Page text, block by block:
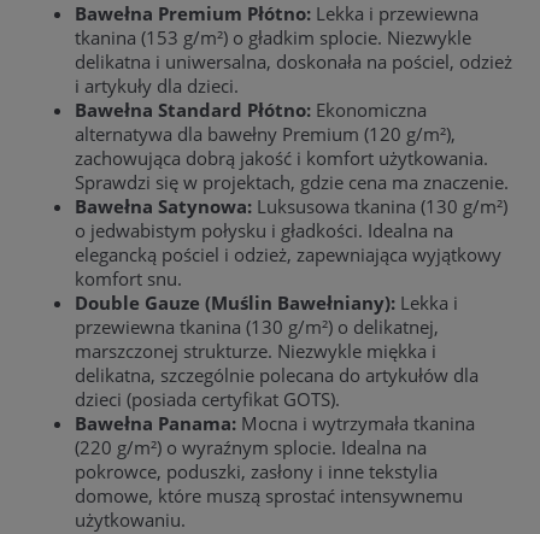
Bawełna Premium Płótno: Lekka i przewiewna
tkanina (153 g/m²) o gładkim splocie. Niezwykle
delikatna i uniwersalna, doskonała na pościel, odzież
i artykuły dla dzieci.
Bawełna Standard Płótno: Ekonomiczna
alternatywa dla bawełny Premium (120 g/m²),
zachowująca dobrą jakość i komfort użytkowania.
Sprawdzi się w projektach, gdzie cena ma znaczenie.
Bawełna Satynowa: Luksusowa tkanina (130 g/m²)
o jedwabistym połysku i gładkości. Idealna na
elegancką pościel i odzież, zapewniająca wyjątkowy
komfort snu.
Double Gauze (Muślin Bawełniany): Lekka i
przewiewna tkanina (130 g/m²) o delikatnej,
marszczonej strukturze. Niezwykle miękka i
delikatna, szczególnie polecana do artykułów dla
dzieci (posiada certyfikat GOTS).
Bawełna Panama: Mocna i wytrzymała tkanina
(220 g/m²) o wyraźnym splocie. Idealna na
pokrowce, poduszki, zasłony i inne tekstylia
domowe, które muszą sprostać intensywnemu
użytkowaniu.